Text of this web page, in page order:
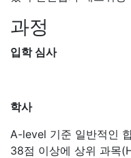
과정
입학 심사
학사
A-level 기준 일반적인
38점 이상에 상위 과목